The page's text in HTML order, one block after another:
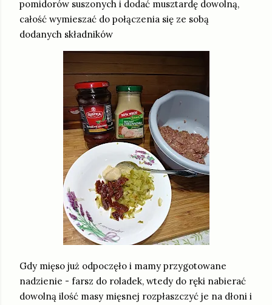
pomidorów suszonych i dodać musztardę dowolną,
całość wymieszać do połączenia się ze sobą
dodanych składników
Gdy mięso już odpoczęło i mamy przygotowane
nadzienie - farsz do roladek, wtedy do ręki nabierać
dowolną ilość masy mięsnej rozpłaszczyć je na dłoni i